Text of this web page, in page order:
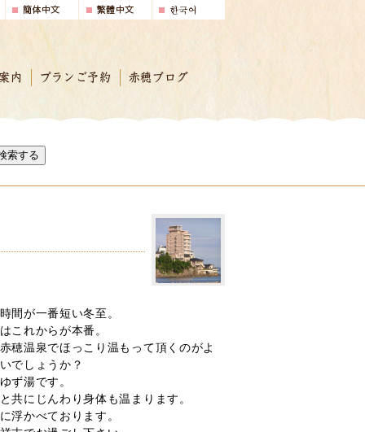
内 プランご予約 赤穂ブログ
索する
間が一番短い冬至。
これからが本番。
穂温泉でほっこり温もって頂くのがよ
でしょうか？
ず湯です。
共にじんわり身体も温まります。
浮かべております。